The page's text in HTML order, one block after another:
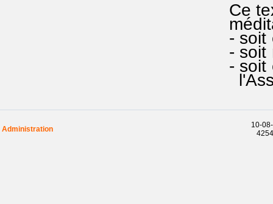
Ce
- soit
- soit
- soit
Administration
10-